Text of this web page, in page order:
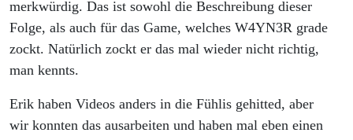
geht
man mit
um?
merkwürdig. Das ist sowohl die Beschreibung dieser
Folge, als auch für das Game, welches W4YN3R grade
zockt. Natürlich zockt er das mal wieder nicht richtig,
man kennts.
Erik haben Videos anders in die Fühlis gehitted, aber
wir konnten das ausarbeiten und haben mal eben einen